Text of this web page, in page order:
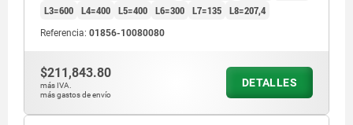
L3=600 L4=400 L5=400 L6=300 L7=135 L8=207,4
Referencia: 01856-10080080
$211,843.80
más IVA.
más gastos de envío
DETALLES